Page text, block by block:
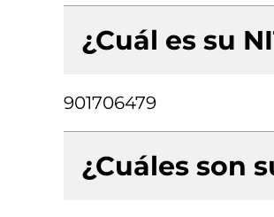
¿Cuál es su
901706479
¿Cuáles son